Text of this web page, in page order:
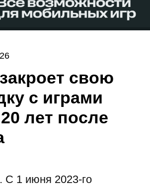
свою
с играми
лет после
С 1 июня 2023-го